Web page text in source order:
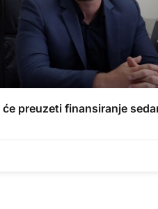
će preuzeti finansiranje